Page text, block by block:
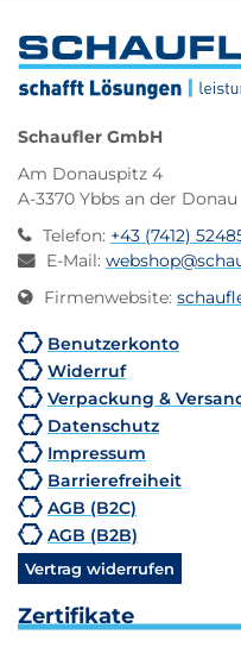
Schaufler GmbH
Am Donauspitz 4
A-3370 Ybbs an der Donau
Telefon: +43 (7412)
E-Mail:
Firmenwebsite:
Benutzerkonto
Widerruf
Verpackung &
Datenschutz
Impressum
Barrierefreiheit
AGB (B2C)
AGB (B2B)
Vertrag widerrufen
Zertifikate